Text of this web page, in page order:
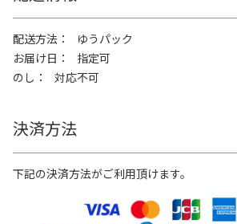
配送方法
ゆうパック
お届け日
指定可
のし
対応不可
決済方法
下記の決済方法がご利用頂けます。